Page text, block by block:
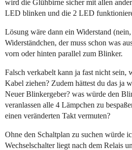
wird die Glühbirne sicher mit allen
LED blinken und die 2 LED
Lösung wäre dann ein Widerstand
Widerständchen, der muss schon was
vorn oder hinten parallel zum Blinker.
Falsch verkabelt kann ja fast nicht sein,
Kabel ziehen? Zudem hättest du das ja
Neuer Blinkergeber? was würde den
veranlassen alle 4 Lämpchen zu
einen veränderten Takt vermuten?
Ohne den Schaltplan zu suchen würde
Wechselschalter liegt nach dem Relais